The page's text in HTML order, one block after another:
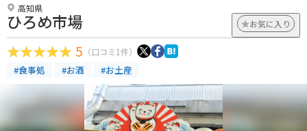
高知県
ひろめ市場 お気に入り
5 （口コミ1件）
#食事処 #お酒 #お土産